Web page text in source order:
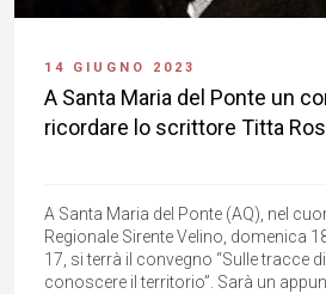
14 GIUGNO 2023
A Santa Maria del Ponte un
ricordare lo scrittore Titta
A Santa Maria del Ponte (AQ), nel
Regionale Sirente Velino, domenica
17, si terrà il convegno “Sulle tracce
conoscere il territorio”. Sarà un